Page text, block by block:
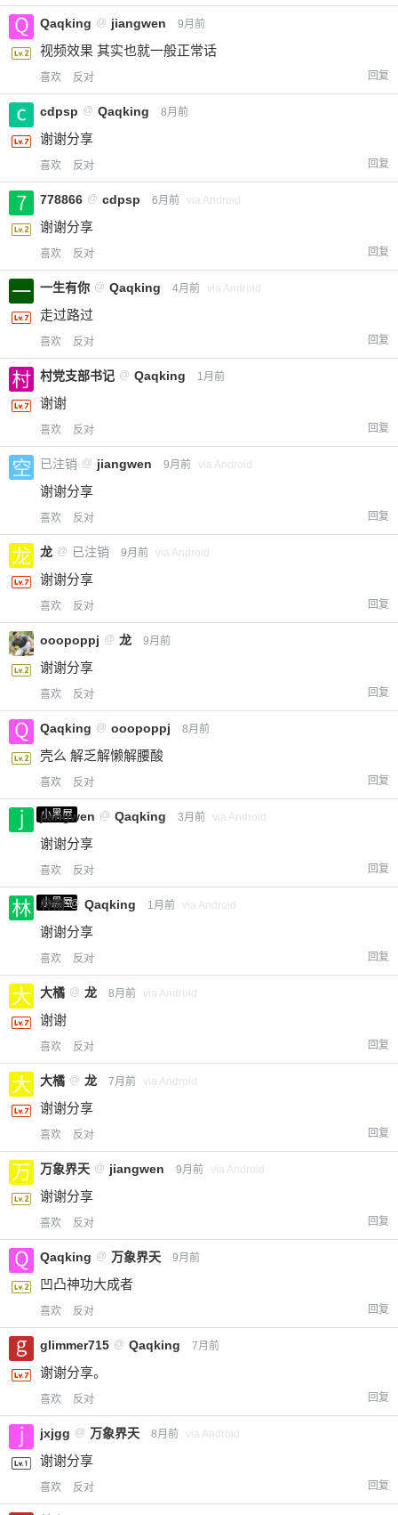
Qaqking @ jiangwen 9月前
视频效果 其实也就一般正常话
喜欢 反对 回复
cdpsp @ Qaqking 8月前
谢谢分享
喜欢 反对 回复
778866 @ cdpsp 6月前 via Android
谢谢分享
喜欢 反对 回复
一生有你 @ Qaqking 4月前 via Android
走过路过
喜欢 反对 回复
村党支部书记 @ Qaqking 1月前
谢谢
喜欢 反对 回复
已注销 @ jiangwen 9月前 via Android
谢谢分享
喜欢 反对 回复
龙 @ 已注销 9月前 via Android
谢谢分享
喜欢 反对 回复
ooopoppj @ 龙 9月前
谢谢分享
喜欢 反对 回复
Qaqking @ ooopoppj 8月前
壳么 解乏解懒解腰酸
喜欢 反对 回复
小黑屋
jiangwen @ Qaqking 3月前 via Android
谢谢分享
喜欢 反对 回复
小黑屋
林南 @ Qaqking 1月前 via Android
谢谢分享
喜欢 反对 回复
大橘 @ 龙 8月前 via Android
谢谢
喜欢 反对 回复
大橘 @ 龙 7月前 via Android
谢谢分享
喜欢 反对 回复
万象界天 @ jiangwen 9月前 via Android
谢谢分享
喜欢 反对 回复
Qaqking @ 万象界天 9月前
凹凸神功大成者
喜欢 反对 回复
glimmer715 @ Qaqking 7月前
谢谢分享。
喜欢 反对 回复
jxjgg @ 万象界天 8月前 via Android
谢谢分享
喜欢 反对 回复